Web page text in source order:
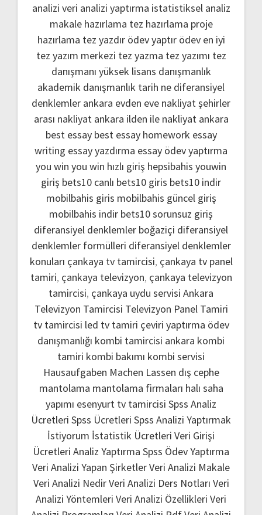
analizi veri analizi yaptırma istatistiksel analiz
makale hazırlama tez hazırlama proje
hazırlama tez yazdır ödev yaptır ödev en iyi
tez yazım merkezi tez yazma tez yazımı tez
danışmanı yüksek lisans danışmanlık
akademik danışmanlık tarih ne diferansiyel
denklemler ankara evden eve nakliyatşehirler
arası nakliyat ankara ilden ile nakliyat ankara
best essay best essay homework essay
writing essay yazdırma essay ödev yaptırma
you win you win hızlı giriş hepsibahis youwin
giriş bets10 canlı bets10 giris bets10 indir
mobilbahis giris mobilbahis güncel giriş
mobilbahis indir bets10 sorunsuz giriş
diferansiyel denklemler boğaziçi diferansiyel
denklemler formülleri diferansiyel denklemler
konuları çankaya tv tamircisi, çankaya tv panel
tamiri, çankaya televizyon, çankaya televizyon
tamircisi, çankaya uydu servisi Ankara
Televizyon Tamircisi Televizyon Panel Tamiri
tv tamircisi led tv tamiri çeviri yaptırma ödev
danışmanlığı kombi tamircisi ankara kombi
tamiri kombi bakımı kombi servisi
Hausaufgaben Machen Lassen dış cephe
mantolama mantolama firmaları halı saha
yapımı esenyurt tv tamircisi Spss Analiz
Ücretleri Spss Ücretleri Spss Analizi Yaptırmak
İstiyorum İstatistik Ücretleri Veri Girişi
Ücretleri Analiz Yaptırma Spss Ödev Yaptırma
Veri Analizi Yapan ŞirketlerVeri Analizi Makale
Veri Analizi NedirVeri Analizi Ders Notları Veri
Analizi Yöntemleri Veri Analizi Özellikleri Veri